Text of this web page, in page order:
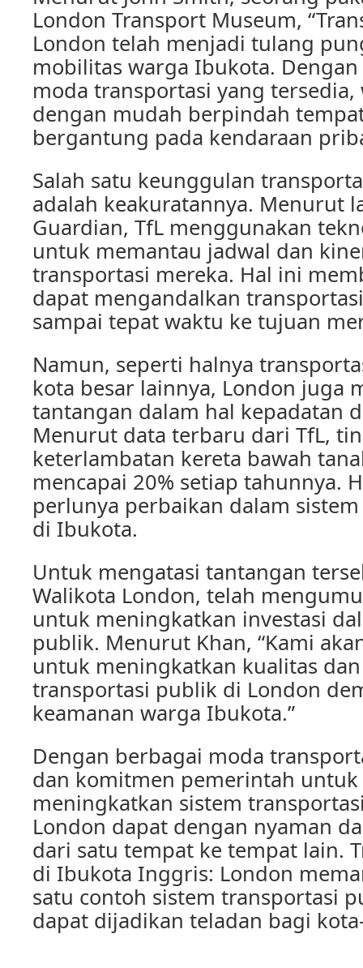
London Transport Museum,
London telah menjadi tulang
mobilitas warga Ibukota.
moda transportasi yang
dengan mudah berpindah
bergantung pada kendaraan
Salah satu keunggulan
adalah keakuratannya. Menurut
Guardian, TfL menggunakan
untuk memantau jadwal dan
transportasi mereka. Hal ini
dapat mengandalkan
sampai tepat waktu ke tujuan
Namun, seperti halnya
kota besar lainnya, London juga
tantangan dalam hal kepadatan
Menurut data terbaru dari TfL,
keterlambatan kereta bawah
mencapai 20% setiap tahunnya.
perlunya perbaikan dalam
di Ibukota.
Untuk mengatasi tantangan
Walikota London, telah
untuk meningkatkan investasi
publik. Menurut Khan, “Kami
untuk meningkatkan kualitas
transportasi publik di London
keamanan warga Ibukota.”
Dengan berbagai moda
dan komitmen pemerintah
meningkatkan sistem
London dapat dengan nyaman
dari satu tempat ke tempat lain.
di Ibukota Inggris: London
satu contoh sistem transportasi
dapat dijadikan teladan bagi